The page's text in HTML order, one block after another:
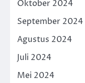
Oktober 2024
September 2024
Agustus 2024
Juli 2024
Mei 2024